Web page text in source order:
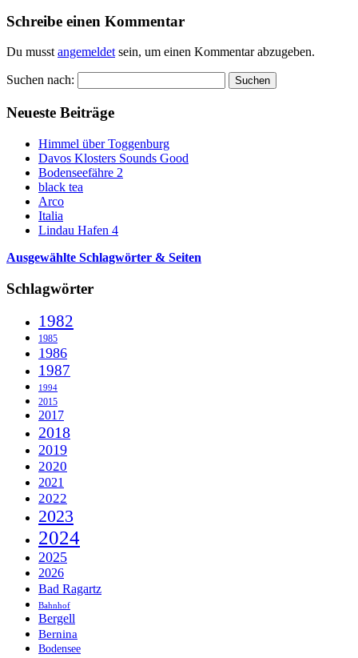
Schreibe einen Kommentar
Du musstangemeldetsein, um einen Kommentar abzugeben.
Suchen nach:
Neueste Beiträge
Himmel über Toggenburg
Davos Klosters Sounds Good
Bodenseefähre 2
black tea
Arco
Italia
Lindau Hafen 4
Ausgewählte Schlagwörter & Seiten
Schlagwörter
1982
1985
1986
1987
1994
2015
2017
2018
2019
2020
2021
2022
2023
2024
2025
2026
Bad Ragartz
Bahnhof
Bergell
Bernina
Bodensee